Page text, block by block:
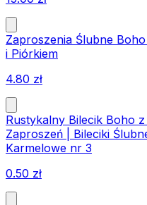
Zaproszenia Ślubne
i Piórkiem
4.80 zł
Rustykalny Bilecik Boho
Zaproszeń | Bileciki
Karmelowe nr 3
0.50 zł